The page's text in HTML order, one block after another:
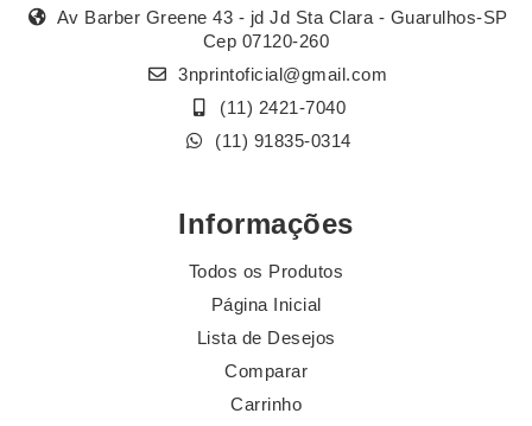
Av Barber Greene 43 - jd Jd Sta Clara - Guarulhos-SP
Cep 07120-260
3nprintoficial@gmail.com
(11) 2421-7040
(11) 91835-0314
Informações
Todos os Produtos
Página Inicial
Lista de Desejos
Comparar
Carrinho